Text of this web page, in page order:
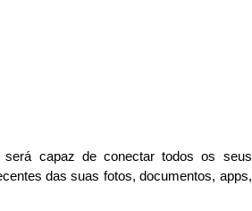
capaz de conectar todos os seus
das suas fotos, documentos, apps,